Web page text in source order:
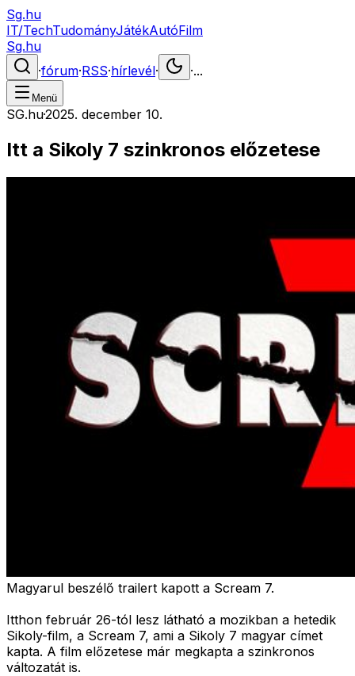
Sg.hu
IT/TechTudományJátékAutóFilm
Sg.hu
·fórum·RSS·hírlevél· ·...
Menü
SG.hu·2025. december 10.
Itt a Sikoly 7 szinkronos előzetese
Magyarul beszélő trailert kapott a Scream 7.
Itthon február 26-tól lesz látható a mozikban a hetedik
Sikoly-film, a Scream 7, ami a Sikoly 7 magyar címet
kapta. A film előzetese már megkapta a szinkronos
változatát is.